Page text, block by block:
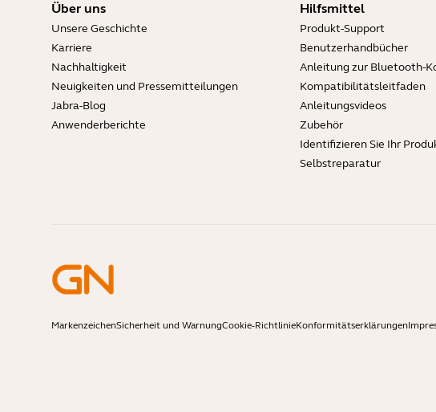
Über uns
Unsere Geschichte
Karriere
Nachhaltigkeit
Neuigkeiten und Pressemitteilungen
Jabra-Blog
Anwenderberichte
Hilfsmittel
Produkt-Support
Benutzerhandbücher
Anleitung zur Bluetooth-
Kompatibilitätsleitfaden
Anleitungsvideos
Zubehör
Identifizieren Sie Ihr
Selbstreparatur
MarkenzeichenSicherheit und WarnungCookie-RichtlinieKonformitätserklärungen